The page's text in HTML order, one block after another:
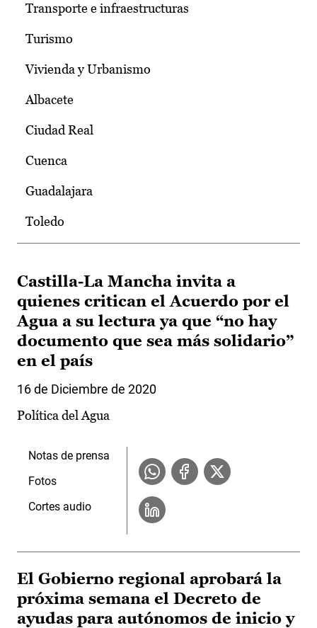
Transporte e infraestructuras
Turismo
Vivienda y Urbanismo
Albacete
Ciudad Real
Cuenca
Guadalajara
Toledo
Castilla-La Mancha invita a
quienes critican el Acuerdo por el
Agua a su lectura ya que “no hay
documento que sea más solidario”
en el país
16 de Diciembre de 2020
Política del Agua
Notas de prensa
Fotos
Cortes audio
El Gobierno regional aprobará la
próxima semana el Decreto de
ayudas para autónomos de inicio y